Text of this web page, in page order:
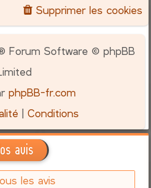
Supprimer les cookies
Forum Software © phpBB
phpBB-fr.com
|Conditions
avis
les avis